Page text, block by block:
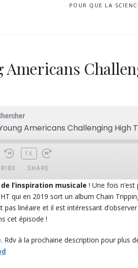
POUR QUE LA
Americans
Americans Challenging High
1X
SHARE
Deezer Google
Podcast Addict
l’inspiration musicale ! Une fois
qui en 2019 sort un album Chain
linéaire et il est intéressant
cet épisode !
Rdv à la prochaine description pour plus